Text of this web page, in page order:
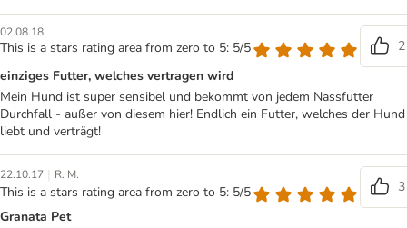
02.08.18
This is a stars rating area from zero to 5: 5/5
2
einziges Futter, welches vertragen wird
Mein Hund ist super sensibel und bekommt von jedem Nassfutter
Durchfall - außer von diesem hier! Endlich ein Futter, welches der Hund
liebt und verträgt!
22.10.17 | R. M.
This is a stars rating area from zero to 5: 5/5
3
Granata Pet